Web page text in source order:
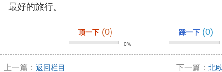
最好的旅行。
顶一下 (0)
0%
踩一下 (0)
上一篇： 返回栏目 下一篇：北